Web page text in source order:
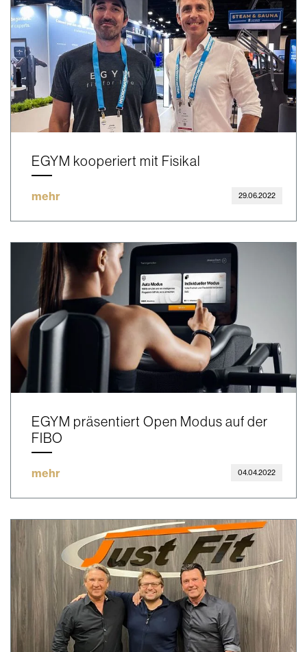
EGYM kooperiert mit Fisikal
mehr 29.06.2022
EGYM präsentiert Open Modus auf der
FIBO
mehr 04.04.2022